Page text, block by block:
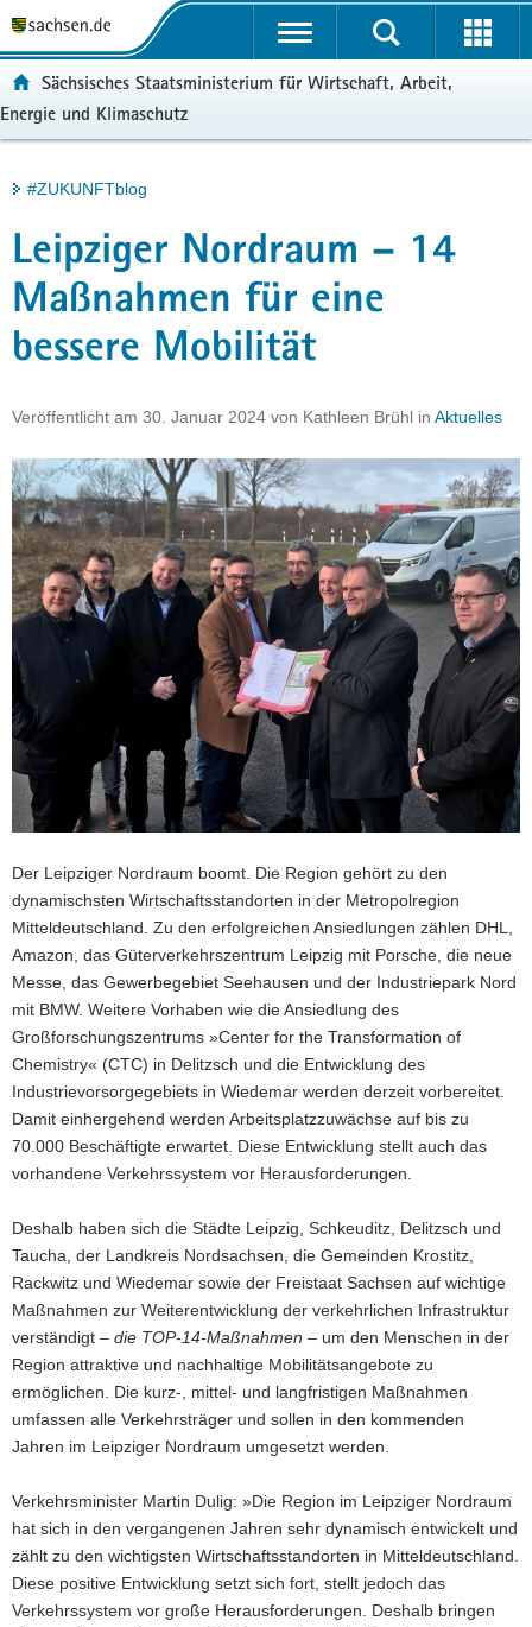
t
a
l
r
g
r
e
i
e
d
e
N
a
v
i
t
i
o
n
u
p
t
a
l
t
e
r
v
Portalübergreifende
Sächsisches Staatsministerium für Wirtschaft, Arbeit,
Energie und Klimaschutz
Hauptinhalt
#ZUKUNFTblog
Leipziger Nordraum – 14
Maßnahmen für eine
bessere Mobilität
Veröffentlicht am 30. Januar 2024 von Kathleen Brühl in Aktuelles
Der Leipziger Nordraum boomt. Die Region gehört zu den
dynamischsten Wirtschaftsstandorten in der Metropolregion
Mitteldeutschland. Zu den erfolgreichen Ansiedlungen zählen DHL,
Amazon, das Güterverkehrszentrum Leipzig mit Porsche, die neue
Messe, das Gewerbegebiet Seehausen und der Industriepark Nord
mit BMW. Weitere Vorhaben wie die Ansiedlung des
Großforschungszentrums »Center for the Transformation of
Chemistry« (CTC) in Delitzsch und die Entwicklung des
Industrievorsorgegebiets in Wiedemar werden derzeit vorbereitet.
Damit einhergehend werden Arbeitsplatzzuwächse auf bis zu
70.000 Beschäftigte erwartet. Diese Entwicklung stellt auch das
vorhandene Verkehrssystem vor Herausforderungen.
Deshalb haben sich die Städte Leipzig, Schkeuditz, Delitzsch und
Taucha, der Landkreis Nordsachsen, die Gemeinden Krostitz,
Rackwitz und Wiedemar sowie der Freistaat Sachsen auf wichtige
Maßnahmen zur Weiterentwicklung der verkehrlichen Infrastruktur
verständigt – die TOP-14-Maßnahmen – um den Menschen in der
Region attraktive und nachhaltige Mobilitätsangebote zu
ermöglichen. Die kurz-, mittel- und langfristigen Maßnahmen
umfassen alle Verkehrsträger und sollen in den kommenden
Jahren im Leipziger Nordraum umgesetzt werden.
Verkehrsminister Martin Dulig: »Die Region im Leipziger Nordraum
hat sich in den vergangenen Jahren sehr dynamisch entwickelt und
zählt zu den wichtigsten Wirtschaftsstandorten in Mitteldeutschland.
Diese positive Entwicklung setzt sich fort, stellt jedoch das
Verkehrssystem vor große Herausforderungen. Deshalb bringen